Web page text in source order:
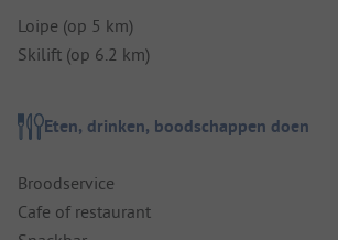
Loipe (op 5 km)
Skilift (op 6.2 km)
Eten, drinken, boodschappen doen
Broodservice
Cafe of restaurant